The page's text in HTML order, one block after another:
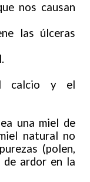
nos causan
las úlceras
calcio y el
una miel de
natural no
(polen,
de ardor en la